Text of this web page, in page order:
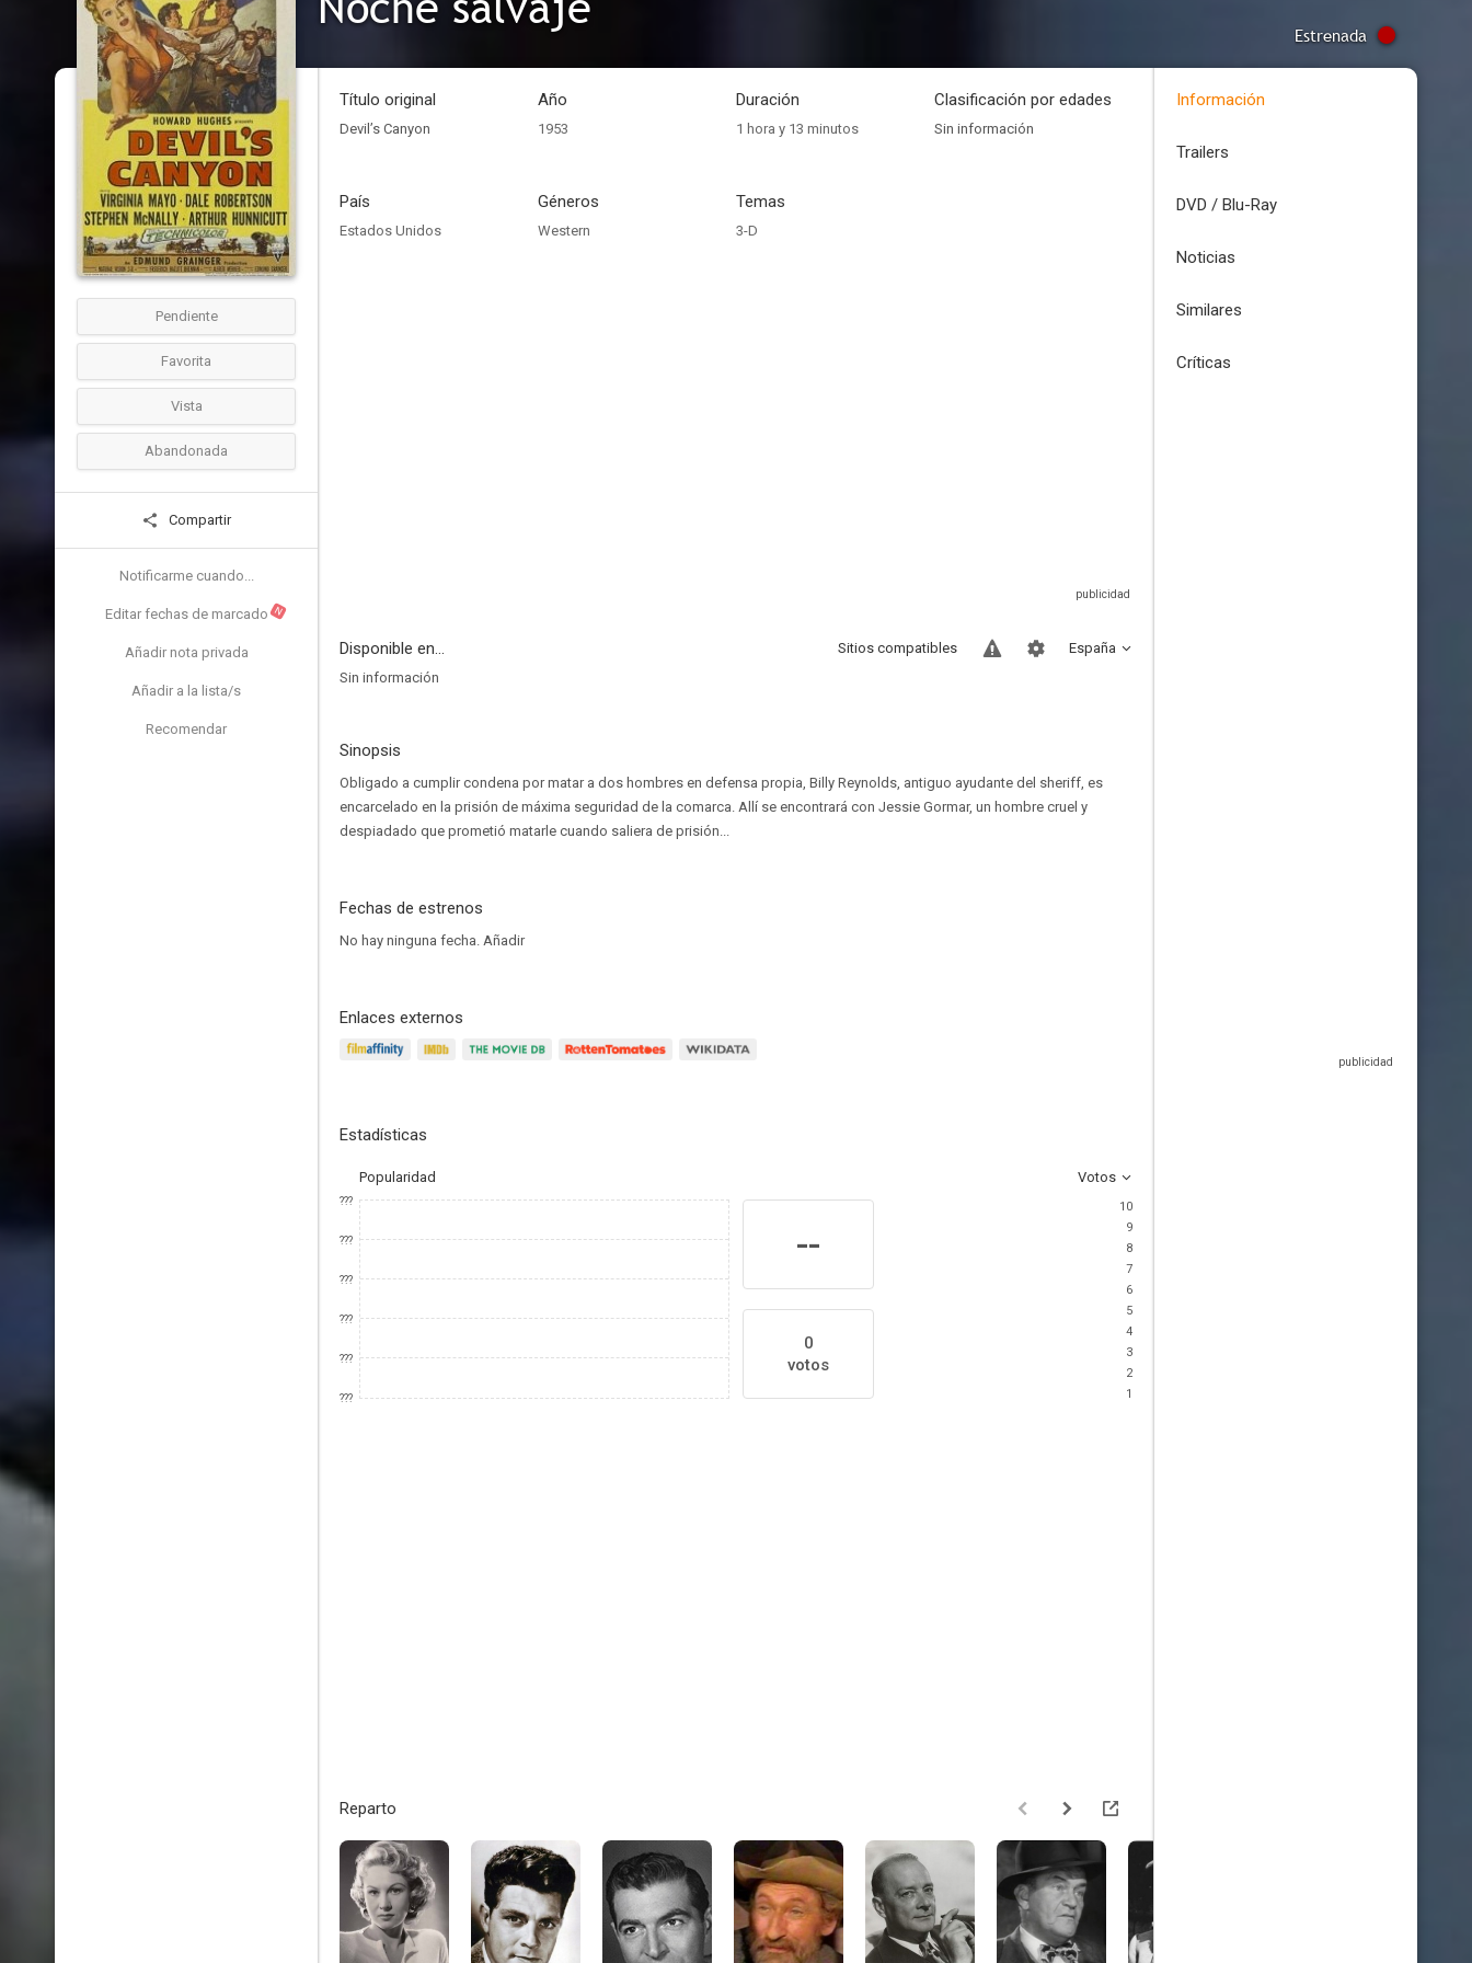
Estrenada
Pendiente
Favorita
Vista
Abandonada
Compartir
Notificarme cuando...
Editar fechas de marcado N
Añadir nota privada
Añadir a la lista/s
Recomendar
Título original
Devil’s Canyon
Año
1953
Duración
1 hora y 13 minutos
Clasificación por edades
Sin información
País
Estados Unidos
Géneros
Western
Temas
3-D
Disponible en... España
Sitios compatibles
Sin información
Sinopsis
Obligado a cumplir condena por matar a dos hombres en defensa propia, Billy Reynolds, antiguo ayudante del sheriff, es
encarcelado en la prisión de máxima seguridad de la comarca. Allí se encontrará con Jessie Gormar, un hombre cruel y
despiadado que prometió matarle cuando saliera de prisión...
Fechas de estrenos
No hay ninguna fecha. Añadir
Enlaces externos
Estadísticas
Popularidad Votos
???
???
???
???
???
???
--
0
votos
10
9
8
7
6
5
4
3
2
1
Reparto
Información
Trailers
DVD / Blu-Ray
Noticias
Similares
Críticas